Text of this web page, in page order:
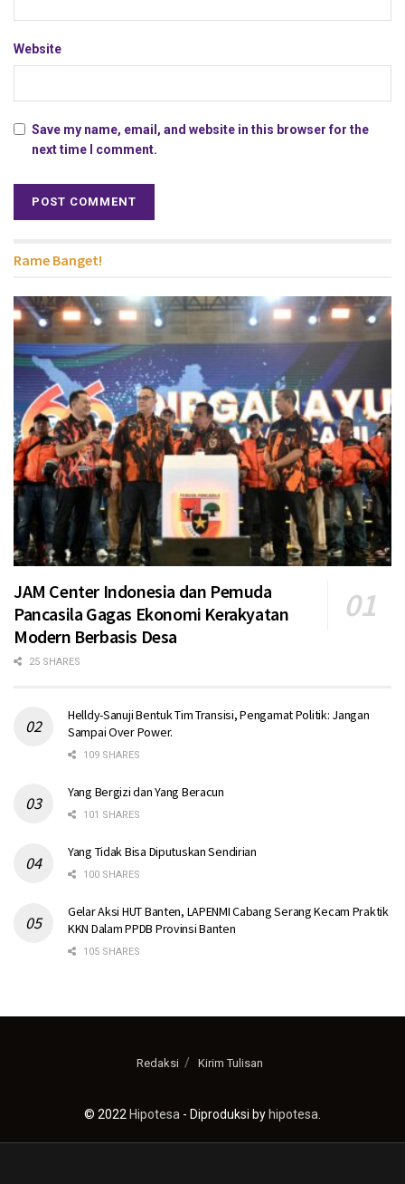
Website
Save my name, email, and website in this browser for the
next time I comment.
Rame Banget!
JAM Center Indonesia dan Pemuda
Pancasila Gagas Ekonomi Kerakyatan
Modern Berbasis Desa
25 SHARES
Helldy-Sanuji Bentuk Tim Transisi, Pengamat Politik: Jangan
Sampai Over Power.
109 SHARES
Yang Bergizi dan Yang Beracun
101 SHARES
Yang Tidak Bisa Diputuskan Sendirian
100 SHARES
Gelar Aksi HUT Banten, LAPENMI Cabang Serang Kecam Praktik
KKN Dalam PPDB Provinsi Banten
105 SHARES
Redaksi Kirim Tulisan
© 2022 Hipotesa - Diproduksi by hipotesa.